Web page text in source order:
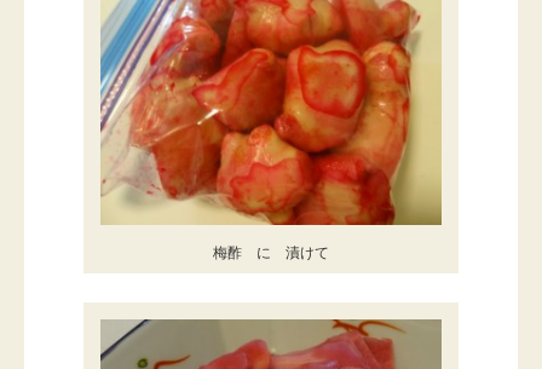
梅酢 に 漬けて